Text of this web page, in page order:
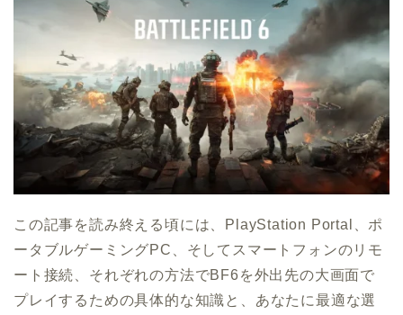
この記事を読み終える頃には、PlayStation Portal、ポ
ータブルゲーミングPC、そしてスマートフォンのリモ
ート接続、それぞれの方法でBF6を外出先の大画面で
プレイするための具体的な知識と、あなたに最適な選